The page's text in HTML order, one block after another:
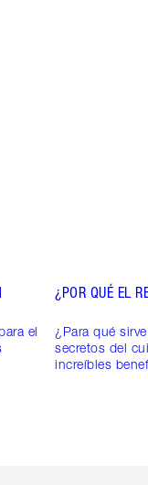
el
¿POR QUÉ EL
¿Para qué
secretos del
increíbles